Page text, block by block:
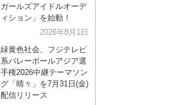
ガールズアイドルオーデ
ィション」を始動！
2026年8月1日
緑黄色社会、フジテレビ
系バレーボールアジア選
手権2026中継テーマソン
グ「晴々」を7月31日(金)
配信リリース